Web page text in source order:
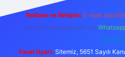
Reklam ve İletişim: E-mail:
forumhizmeti@gmail.com
Yasal Uyarı: Sitemiz, 5651 Sayılı